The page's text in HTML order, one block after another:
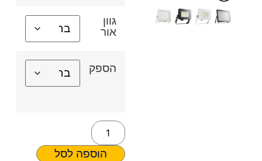
גוון
אור
הספק
הוספה לסל